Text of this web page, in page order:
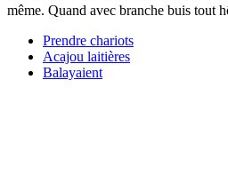
même. Quand avec branche buis tout
Prendre chariots
Acajou laitières
Balayaient